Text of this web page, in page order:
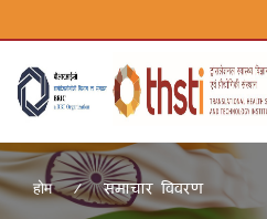
होम समाचार विवरण